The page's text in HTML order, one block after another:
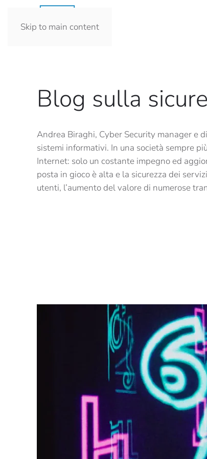
Skip to main content
Blog sulla
Andrea Biraghi, Cyber Security manager e
sistemi informativi. In una società sempre
Internet: solo un costante impegno ed
posta in gioco è alta e la sicurezza dei
utenti, l’aumento del valore di numerose